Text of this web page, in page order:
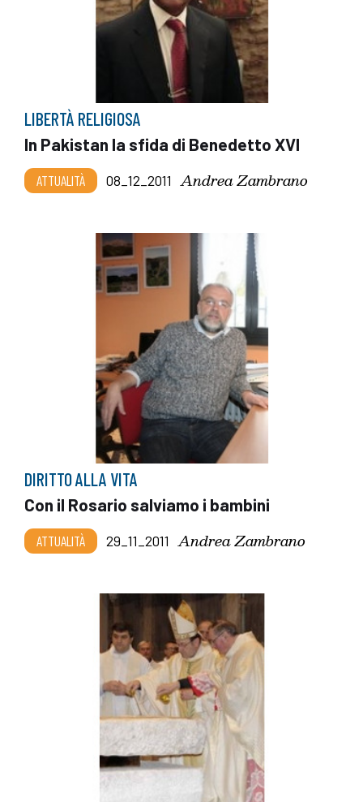
LIBERTÀ RELIGIOSA
In Pakistan la sfida di Benedetto XVI
ATTUALITÀ 08_12_2011 Andrea Zambrano
DIRITTO ALLA VITA
Con il Rosario salviamo i bambini
ATTUALITÀ 29_11_2011 Andrea Zambrano